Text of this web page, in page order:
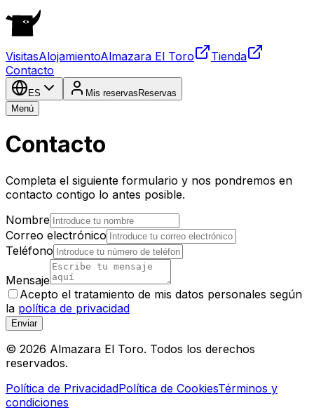
VisitasAlojamientoAlmazara El Toro
Tienda
Contacto
ES Mis reservas Reservas
Menú
Contacto
Completa el siguiente formulario y nos pondremos en
contacto contigo lo antes posible.
Nombre
Correo electrónico
Teléfono
Mensaje
Acepto el tratamiento de mis datos personales según
la política de privacidad
Enviar
© 2026 Almazara El Toro. Todos los derechos
reservados.
Política de PrivacidadPolítica de CookiesTérminos y
condiciones